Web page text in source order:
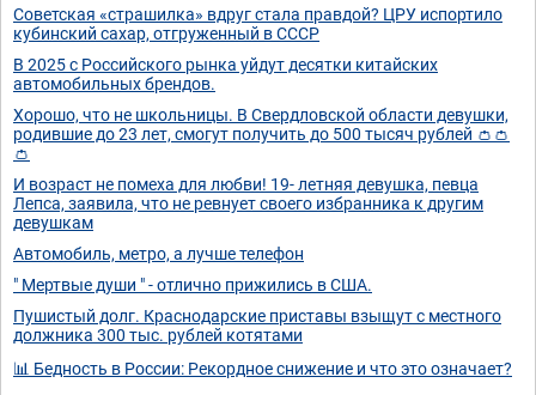
Советская «страшилка» вдруг стала правдой? ЦРУ испортило
кубинский сахар, отгруженный в СССР
В 2025 с Российского рынка уйдут десятки китайских
автомобильных брендов.
Хорошо, что не школьницы. В Свердловской области девушки,
родившие до 23 лет, смогут получить до 500 тысяч рублей 👛👛
👛
И возраст не помеха для любви! 19- летняя девушка, певца
Лепса, заявила, что не ревнует своего избранника к другим
девушкам
Автомобиль, метро, а лучше телефон
" Мертвые души " - отлично прижились в США.
Пушистый долг. Краснодарские приставы взыщут с местного
должника 300 тыс. рублей котятами
📊 Бедность в России: Рекордное снижение и что это означает?